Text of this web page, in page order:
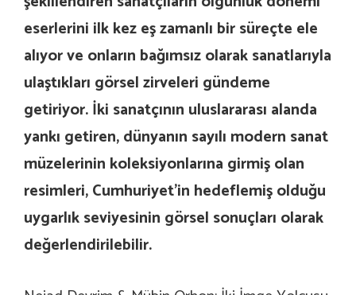
eserlerini ilk kez eş zamanlı bir süreçte ele
alıyor ve onların bağımsız olarak sanatlarıyla
ulaştıkları görsel zirveleri gündeme
getiriyor. İki sanatçının uluslararası alanda
yankı getiren, dünyanın sayılı modern sanat
müzelerinin koleksiyonlarına girmiş olan
resimleri, Cumhuriyet’in hedeflemiş olduğu
uygarlık seviyesinin görsel sonuçları olarak
değerlendirilebilir.